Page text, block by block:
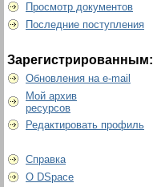
Просмотр документов
Последние поступления
Зарегистрированным:
Обновления на e-mail
Мой архив
ресурсов
Редактировать профиль
Справка
О DSpace